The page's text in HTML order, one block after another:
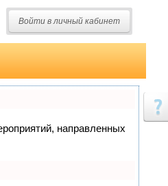
Войти в личный кабинет
направленных